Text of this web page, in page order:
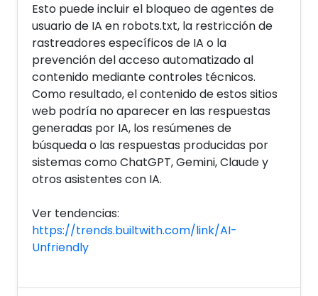
Esto puede incluir el bloqueo de agentes de
usuario de IA en robots.txt, la restricción de
rastreadores específicos de IA o la
prevención del acceso automatizado al
contenido mediante controles técnicos.
Como resultado, el contenido de estos sitios
web podría no aparecer en las respuestas
generadas por IA, los resúmenes de
búsqueda o las respuestas producidas por
sistemas como ChatGPT, Gemini, Claude y
otros asistentes con IA.
Ver tendencias:
https://trends.builtwith.com/link/AI-
Unfriendly